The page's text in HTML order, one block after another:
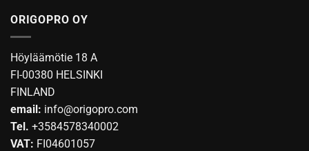
multiple
The
options
may
chosen
on
the
ORIGOPRO OY
Höyläämötie 18 A
FI-00380 HELSINKI
FINLAND
email: info@origopro.com
Tel. +3584578340002
VAT: FI04601057